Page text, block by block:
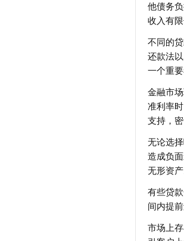
他债务
收入有
不同的
还款法
一个重
金融市
准利率
支持，
无论选
造成负
无形资产
有些贷
间内提
市场上